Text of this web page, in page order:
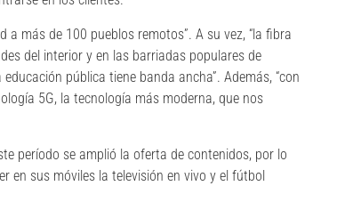
a más de 100 pueblos remotos”. A su vez, “la fibra
del interior y en las barriadas populares de
pública tiene banda ancha”. Además, “con
5G, la tecnología más moderna, que nos
período se amplió la oferta de contenidos, por lo
en sus móviles la televisión en vivo y el fútbol